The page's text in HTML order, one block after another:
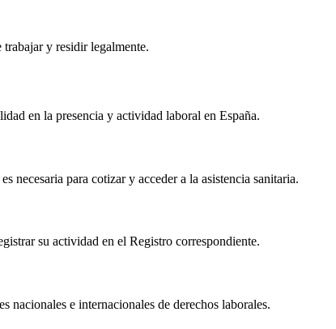
y residir legalmente.
en la presencia y actividad laboral en España.
necesaria para cotizar y acceder a la asistencia sanitaria.
su actividad en el Registro correspondiente.
nacionales e internacionales de derechos laborales.